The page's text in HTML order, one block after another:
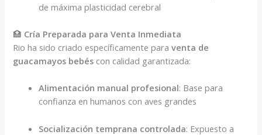
de máxima plasticidad cerebral
🏥 Cría Preparada para Venta Inmediata
Rio ha sido criado específicamente paraventa de
guacamayos bebés con calidad garantizada:
Alimentación manual profesional: Base para
confianza en humanos con aves grandes
Socialización temprana controlada: Expuesto a